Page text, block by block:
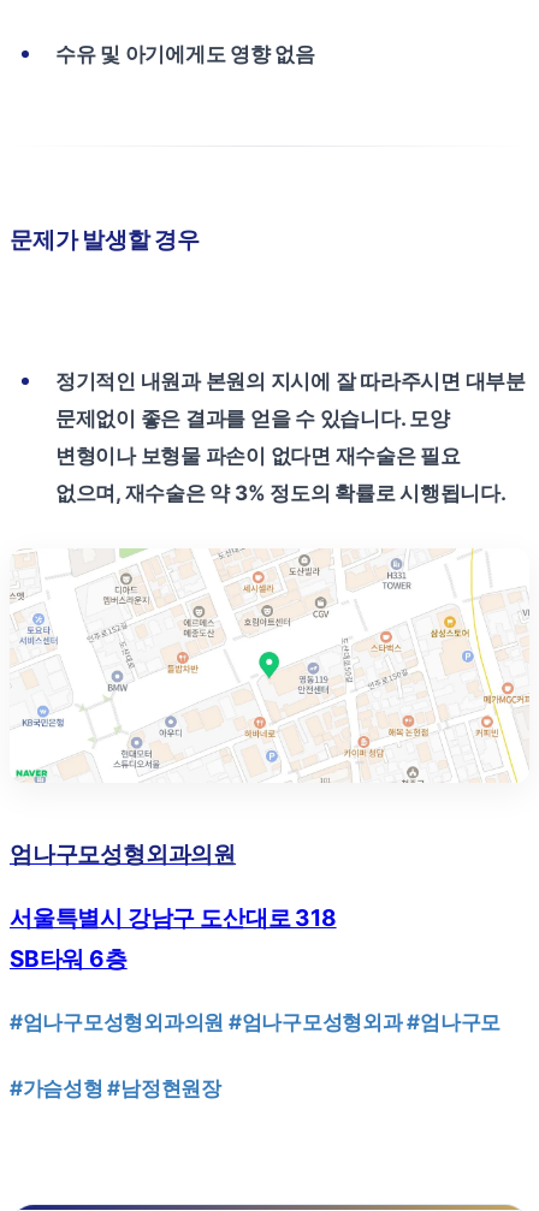
수유 및 아기에게도 영향 없음
문제가 발생할 경우
정기적인 내원과 본원의 지시에 잘 따라주시면 대부분
문제없이 좋은 결과를 얻을 수 있습니다. 모양
변형이나 보형물 파손이 없다면 재수술은 필요
없으며, 재수술은 약 3% 정도의 확률로 시행됩니다.
엄나구모성형외과의원
서울특별시 강남구 도산대로 318
SB타워 6층
#엄나구모성형외과의원 #엄나구모성형외과#엄나구모
#가슴성형 #남정현원장